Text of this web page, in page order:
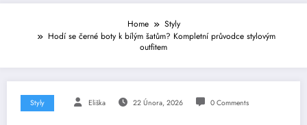
Home
Styly
Hodí se černé boty k bílým šatům? Kompletní průvodce stylovým
outfitem
Styly Eliška 22 Února, 2026 0 Comments